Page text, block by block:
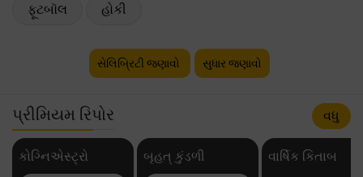
ફૂટબૉલ હોકી
સેલિબ્રિટી જણાવો સુધાર જણાવો
પ્રીમિયમ રિપોર વધુ
કોગ્નિએસ્ટ્રો બૃહત્ કુંડળી વાર્ષિક કિતાબ